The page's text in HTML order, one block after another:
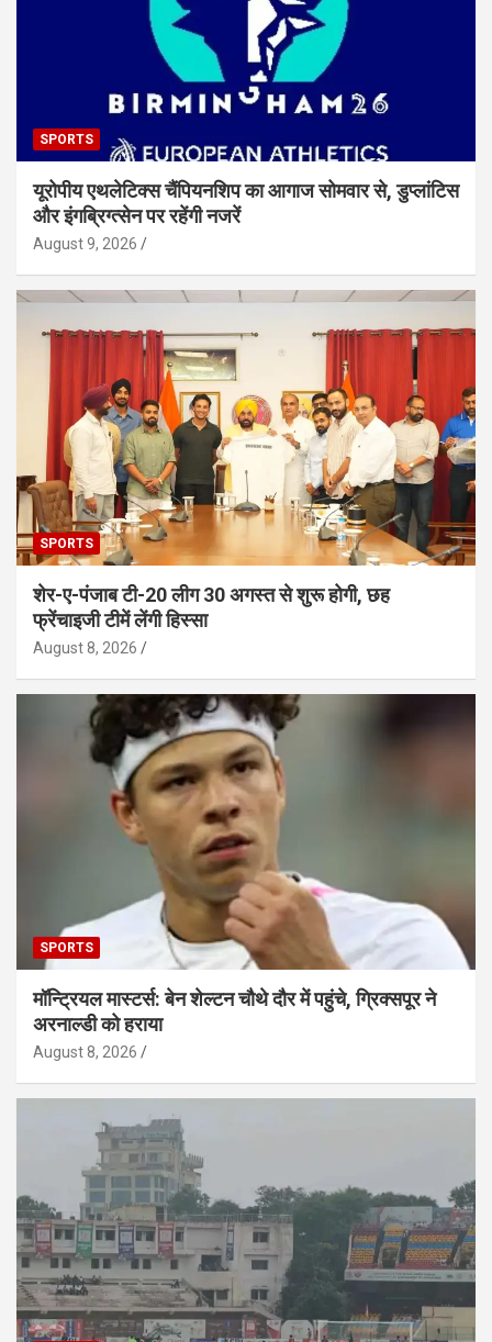
SPORTS
यूरोपीय एथलेटिक्स चैंपियनशिप का आगाज सोमवार से, डुप्लांटिस
और इंगब्रिग्त्सेन पर रहेंगी नजरें
August 9, 2026
SPORTS
शेर-ए-पंजाब टी-20 लीग 30 अगस्त से शुरू होगी, छह
फ्रेंचाइजी टीमें लेंगी हिस्सा
August 8, 2026
SPORTS
मॉन्ट्रियल मास्टर्स: बेन शेल्टन चौथे दौर में पहुंचे, ग्रिक्सपूर ने
अरनाल्डी को हराया
August 8, 2026